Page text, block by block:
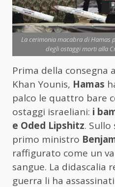
La cerimonia macabra di Hamas
degli ostaggi morti alla
Prima della consegna
Khan Younis, Hamas
palco le quattro bare
ostaggi israeliani: i
e Oded Lipshitz.
primo ministro
raffigurato come un
sangue. La didascalia
guerra li ha